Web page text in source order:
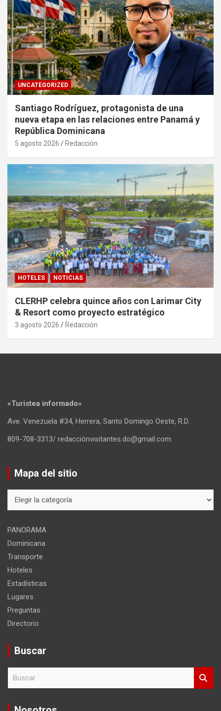
UNCATEGORIZED
Santiago Rodríguez, protagonista de una
nueva etapa en las relaciones entre Panamá y
República Dominicana
5 agosto 2026 Redacción
HOTELES NOTICIAS
CLERHP celebra quince años con Larimar City
& Resort como proyecto estratégico
3 agosto 2026 Redacción
«Turistea informado»
Ave. Venezuela #34, Herrera, Santo Domingo Oeste, R.D.
809-708-3313/ redacciónvisitantes.do@gmail.com
Mapa del sitio
del
PANORAMA
Dominicana
Transporte
Hoteles
Estadísticas
Lugares
Preguntas
Directorio
Buscar
c